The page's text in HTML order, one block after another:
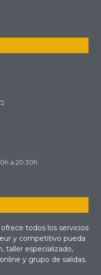
a 20:30h
todos los servicios
y competitivo pueda
taller especializado,
y grupo de salidas.